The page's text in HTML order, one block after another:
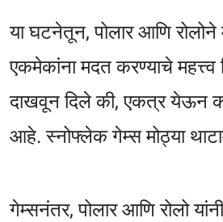
या घटनेतून, पोलार आणि
एकमेकांना मदत करण्याचे महत्त्व
दाखवून दिले की, एकत्र येऊन
आहे. स्नोफ्लेक गेम्स मोठ्या
गेम्सनंतर, पोलार आणि रोलो